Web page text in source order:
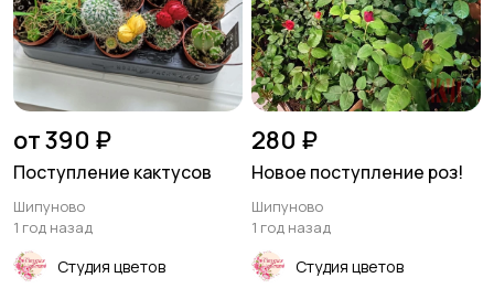
Шкафы и комоды Другое
от 390 ₽
Поступление кактусов
Шипуново
1 год назад
Студия цветов
280 ₽
Новое поступление роз!
Шипуново
1 год назад
Студия цветов